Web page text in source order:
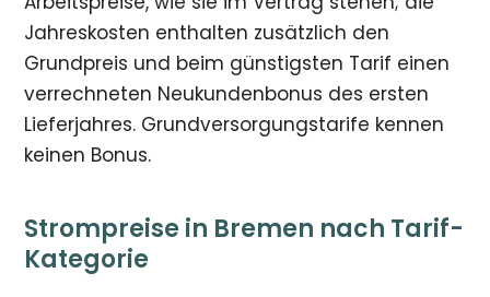
Jahreskosten enthalten zusätzlich den
Grundpreis und beim günstigsten Tarif einen
verrechneten Neukundenbonus des ersten
Lieferjahres. Grundversorgungstarife kennen
keinen Bonus.
Strompreise in Bremen nach Tarif-
Kategorie